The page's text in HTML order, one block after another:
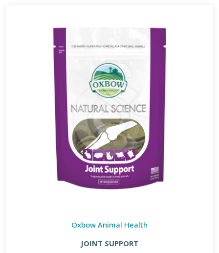
Oxbow Animal Health
JOINT SUPPORT